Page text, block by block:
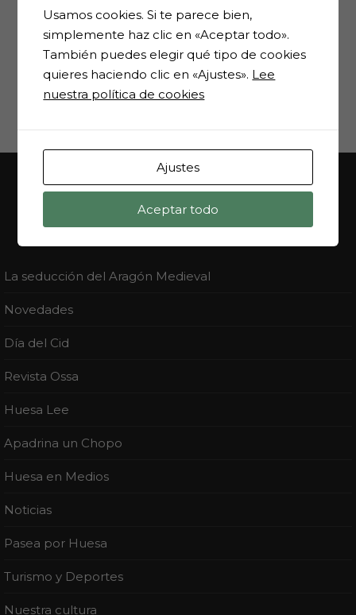
Nº 40 (Marzo de
2011)
Nº 41 (mayo de
2011)
Nº 42 (Marzo de
2012)
Nº 43 (Julio de
MAPA WEB
La seducción del Aragón Medieval
Novedades
Día del Cid
Revista Ossa
Huesa Lee
Apadrina un Chopo
Huesa en Medios
Noticias
Pasea por Huesa
Turismo y Deportes
Nuestra cultura
Usamos cookies. Si te parece bien,
simplemente haz clic en «Aceptar todo».
También puedes elegir qué tipo de cookies
quieres haciendo clic en «Ajustes». Lee
nuestra política de cookies
Ajustes
Aceptar todo